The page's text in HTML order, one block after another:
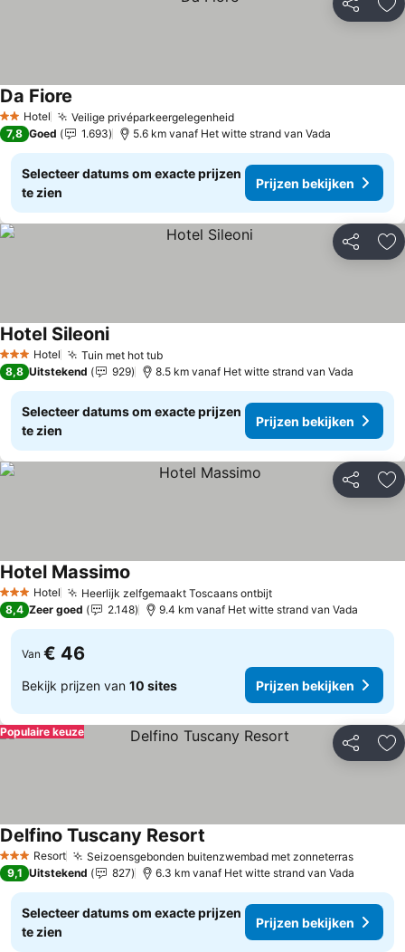
Delen
2 Sterren
Hotel Veilige privéparkeergelegenheid
Da Fiore
7,8 Goed 1.693 5.6 km vanaf Het witte strand van Vada
Selecteer datums om exacte prijzen
te zien
Prijzen bekijken
Delen
3 SterrenHotel Tuin met hot tub
Hotel Sileoni
8,8 Uitstekend 929 8.5 km vanaf Het witte strand van Vada
Selecteer datums om exacte prijzen
te zien
Prijzen bekijken
Delen
3 SterrenHotel Heerlijk zelfgemaakt Toscaans ontbijt
Hotel Massimo
8,4 Zeer goed 2.148 9.4 km vanaf Het witte strand van Vada
Van € 46
Bekijk prijzen van 10 sites Prijzen bekijken
Delen
Populaire keuze
3 SterrenResort Seizoensgebonden buitenzwembad met zonneterras
Delfino Tuscany Resort
9,1 Uitstekend 827 6.3 km vanaf Het witte strand van Vada
Selecteer datums om exacte prijzen
te zien
Prijzen bekijken